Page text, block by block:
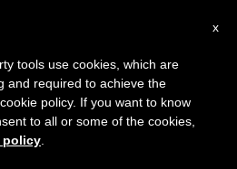
x
tools use cookies, which are
and required to achieve the
policy. If you want to know
to all or some of the cookies,
policy